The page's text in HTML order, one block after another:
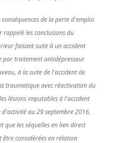
de la perte d'emploi
les conclusions du
faisant suite à un accident
par traitement antidépresseur
à la suite de l'accident de
traumatique avec réactivation du
lésions imputables à l'accident
au 29 septembre 2016,
que les séquelles en lien direct
être considérées en relation